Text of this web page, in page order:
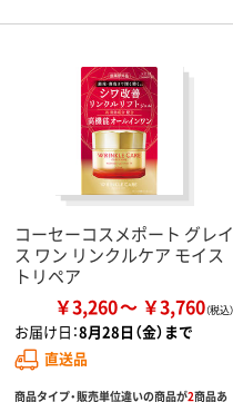
コーセーコスメポート グレイ
ス ワン リンクルケア モイス
トリペア
￥3,260 ￥3,760
お届け日：8月28日（金）まで
直送品
商品タイプ・販売単位違いの商品が2商品あ